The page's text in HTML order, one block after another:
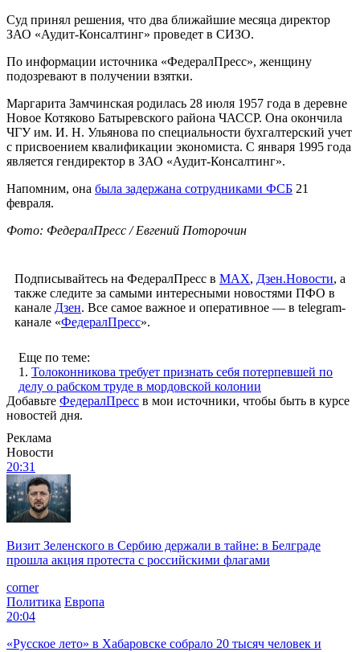
Суд принял решения, что два ближайшие месяца директор
ЗАО «Аудит-Консалтинг» проведет в СИЗО.
По информации источника «ФедералПресс», женщину
подозревают в получении взятки.
Маргарита Замчинская родилась 28 июля 1957 года в деревне
Новое Котяково Батыревского района ЧАССР. Она окончила
ЧГУ им. И. Н. Ульянова по специальности бухгалтерский учет
с присвоением квалификации экономиста. С января 1995 года
является гендиректор в ЗАО «Аудит-Консалтинг».
Напомним, она была задержана сотрудниками ФСБ 21
февраля.
Фото: ФедералПресс / Евгений Поторочин
Подписывайтесь на ФедералПресс в МАХ, Дзен.Новости, а
также следите за самыми интересными новостями ПФО в
канале Дзен. Все самое важное и оперативное — в telegram-
канале «ФедералПресс».
Еще по теме:
1. Толоконникова требует признать себя потерпевшей по
делу о рабском труде в мордовской колонии
Добавьте ФедералПресс в мои источники, чтобы быть в курсе
новостей дня.
Реклама
Новости
20:31
Визит Зеленского в Сербию держали в тайне: в Белграде
прошла акция протеста с российскими флагами
corner
Политика Европа
20:04
«Русское лето» в Хабаровске собрало 20 тысяч человек и